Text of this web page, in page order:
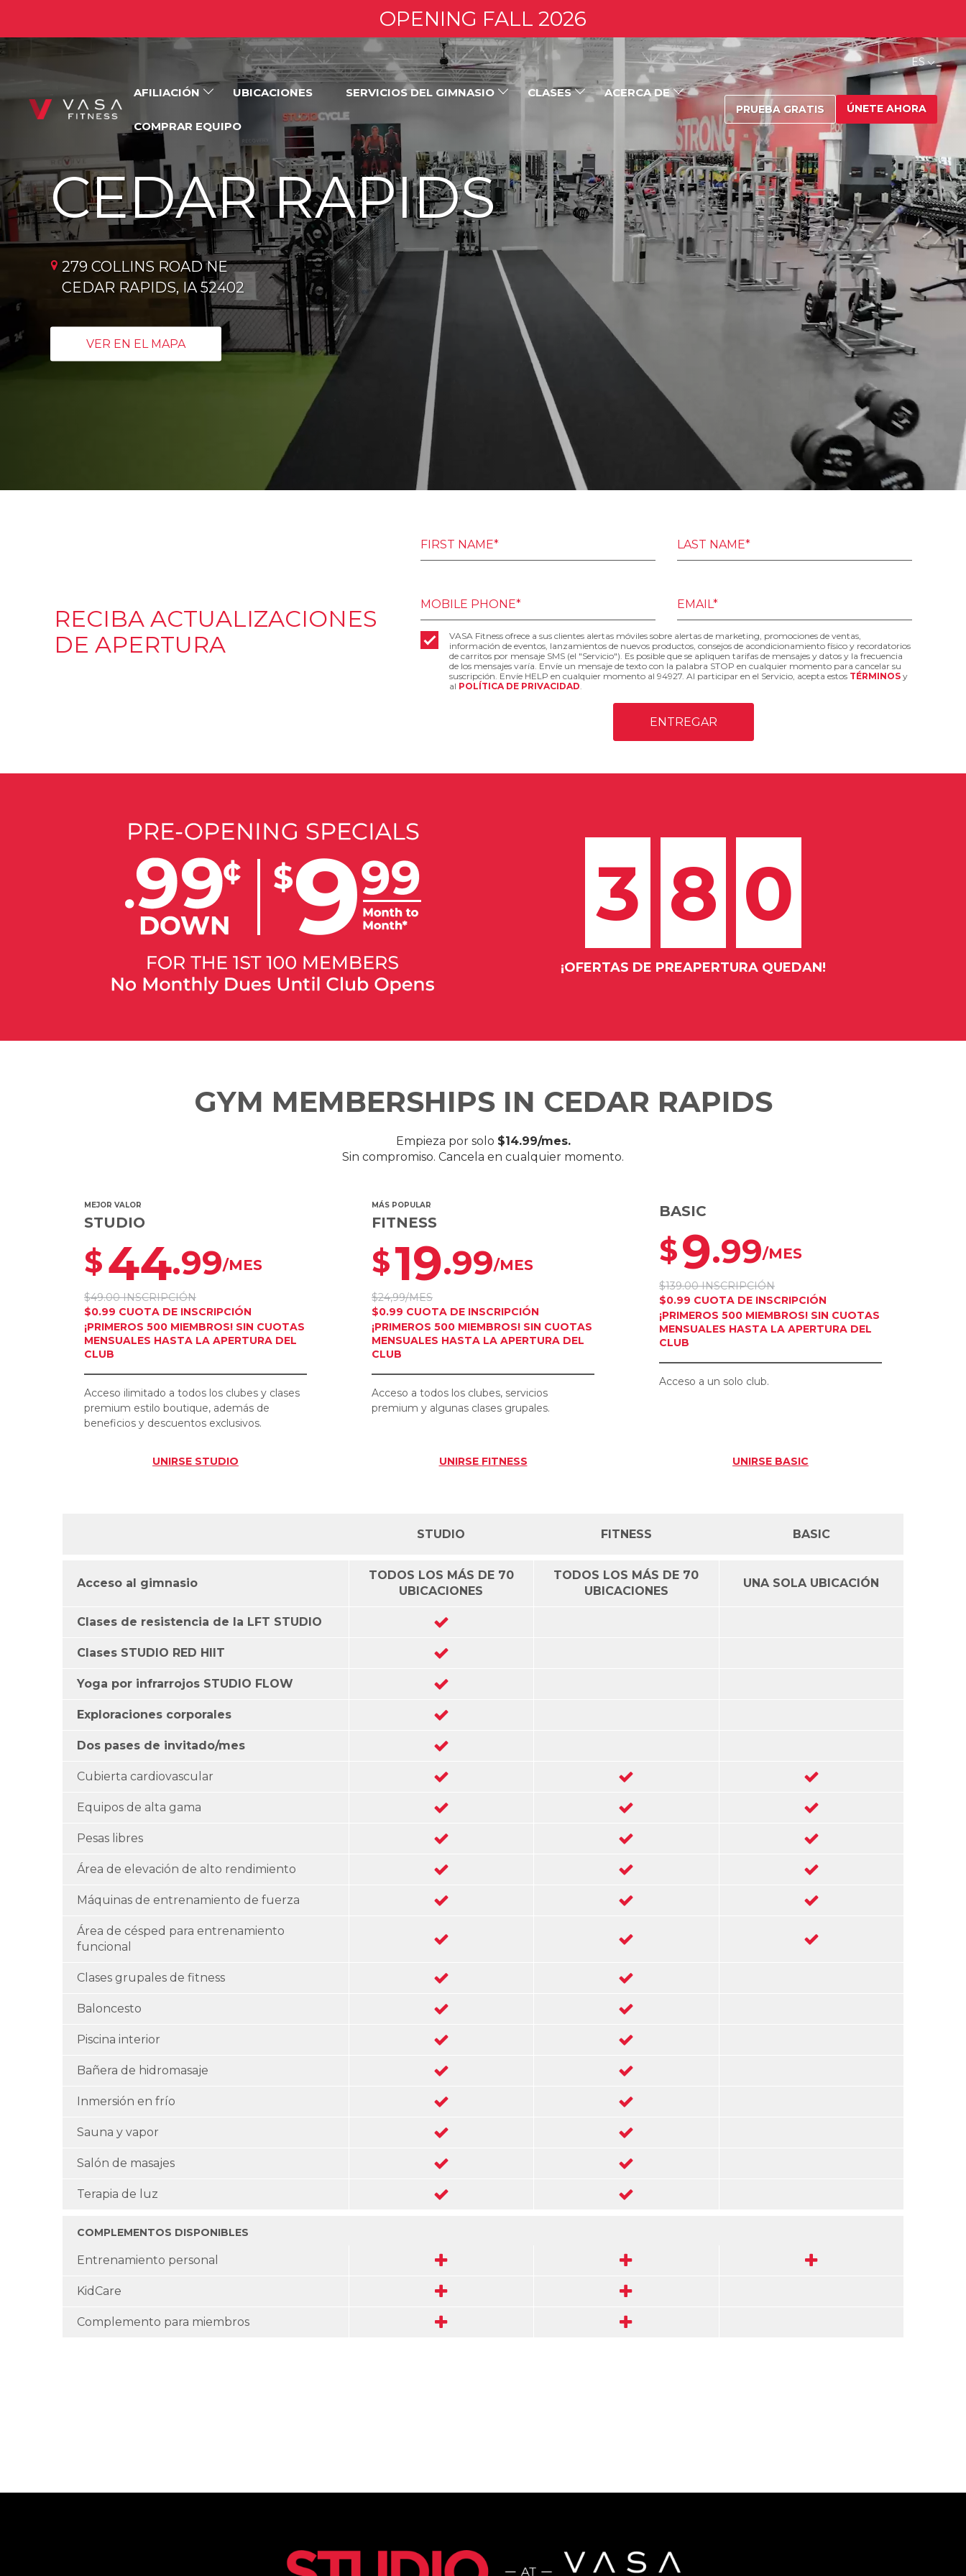
ES
AFILIACIÓN UBICACIONES SERVICIOS DEL GIMNASIO CLASES ACERCA DE
COMPRAR EQUIPO
PRUEBA GRATIS ÚNETE AHORA
OPENING FALL 2026
CEDAR RAPIDS
279 COLLINS ROAD NE
CEDAR RAPIDS, IA 52402
VER EN EL MAPA
RECIBA ACTUALIZACIONES
DE APERTURA
FIRST NAME* LAST NAME*
MOBILE PHONE* EMAIL*
VASA Fitness ofrece a sus clientes alertas móviles sobre alertas de marketing, promociones de ventas,
información de eventos, lanzamientos de nuevos productos, consejos de acondicionamiento físico y recordatorios
de carritos por mensaje SMS (el "Servicio"). Es posible que se apliquen tarifas de mensajes y datos y la frecuencia
de los mensajes varía. Envíe un mensaje de texto con la palabra STOP en cualquier momento para cancelar su
suscripción. Envíe HELP en cualquier momento al 94927. Al participar en el Servicio, acepta estos TÉRMINOS y
al POLÍTICA DE PRIVACIDAD.
3 8 0
¡OFERTAS DE PREAPERTURA QUEDAN!
GYM MEMBERSHIPS IN CEDAR RAPIDS
Empieza por solo $14.99/mes.
Sin compromiso. Cancela en cualquier momento.
BASIC
$9.99/MES
$139.00 INSCRIPCIÓN
$0.99 CUOTA DE INSCRIPCIÓN
¡PRIMEROS 500 MIEMBROS! SIN CUOTAS
MENSUALES HASTA LA APERTURA DEL
CLUB
Acceso a un solo club.
UNIRSE BASIC
MÁS POPULAR
FITNESS
$19.99/MES
$24,99/MES
$0.99 CUOTA DE INSCRIPCIÓN
¡PRIMEROS 500 MIEMBROS! SIN CUOTAS
MENSUALES HASTA LA APERTURA DEL
CLUB
Acceso a todos los clubes, servicios
premium y algunas clases grupales.
UNIRSE FITNESS
MEJOR VALOR
STUDIO
$44.99/MES
$49.00 INSCRIPCIÓN
$0.99 CUOTA DE INSCRIPCIÓN
¡PRIMEROS 500 MIEMBROS! SIN CUOTAS
MENSUALES HASTA LA APERTURA DEL
CLUB
Acceso ilimitado a todos los clubes y clases
premium estilo boutique, además de
beneficios y descuentos exclusivos.
UNIRSE STUDIO
BASIC
FITNESS
STUDIO
Acceso al gimnasio UNA SOLA UBICACIÓN
TODOS LOS MÁS DE 70
UBICACIONES
TODOS LOS MÁS DE 70
UBICACIONES
Clases de resistencia de la LFT STUDIO
Clases STUDIO RED HIIT
Yoga por infrarrojos STUDIO FLOW
Exploraciones corporales
Dos pases de invitado/mes
Cubierta cardiovascular
Equipos de alta gama
Pesas libres
Área de elevación de alto rendimiento
Máquinas de entrenamiento de fuerza
Área de césped para entrenamiento
funcional
Clases grupales de fitness
Baloncesto
Piscina interior
Bañera de hidromasaje
Inmersión en frío
Sauna y vapor
Salón de masajes
Terapia de luz
COMPLEMENTOS DISPONIBLES
Entrenamiento personal
KidCare
Complemento para miembros